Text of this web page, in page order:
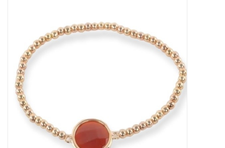
Haaraccesoires
Zonnebrillen
Fashion
ON THE BEACH